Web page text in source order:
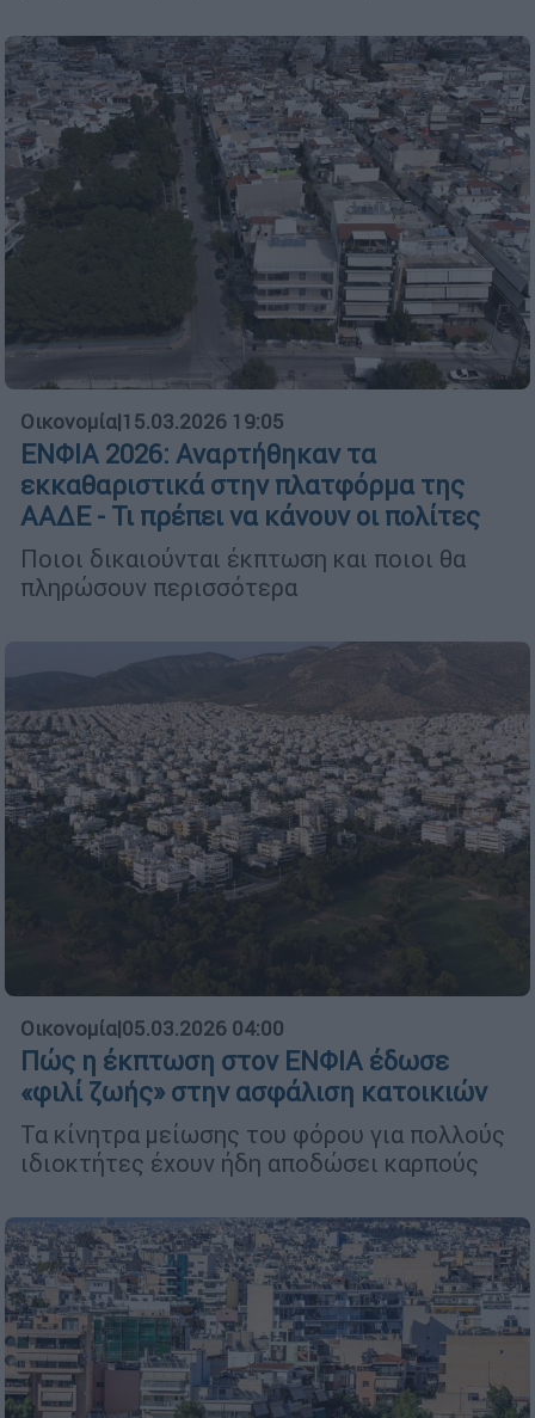
Οικονομία|15.03.2026 19:05
ΕΝΦΙΑ 2026: Αναρτήθηκαν τα
εκκαθαριστικά στην πλατφόρμα της
ΑΑΔΕ - Τι πρέπει να κάνουν οι πολίτες
Ποιοι δικαιούνται έκπτωση και ποιοι θα
πληρώσουν περισσότερα
Οικονομία|05.03.2026 04:00
Πώς η έκπτωση στον ΕΝΦΙΑ έδωσε
«φιλί ζωής» στην ασφάλιση κατοικιών
Τα κίνητρα μείωσης του φόρου για πολλούς
ιδιοκτήτες έχουν ήδη αποδώσει καρπούς